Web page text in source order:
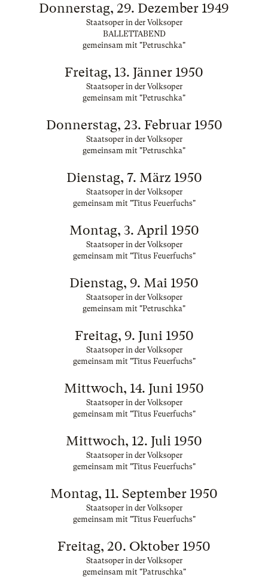
Donnerstag, 29. Dezember 1949
Staatsoper in der Volksoper
BALLETTABEND
gemeinsam mit "Petruschka"
Freitag, 13. Jänner 1950
Staatsoper in der Volksoper
gemeinsam mit "Petruschka"
Donnerstag, 23. Februar 1950
Staatsoper in der Volksoper
gemeinsam mit "Petruschka"
Dienstag, 7. März 1950
Staatsoper in der Volksoper
gemeinsam mit "Titus Feuerfuchs"
Montag, 3. April 1950
Staatsoper in der Volksoper
gemeinsam mit "Titus Feuerfuchs"
Dienstag, 9. Mai 1950
Staatsoper in der Volksoper
gemeinsam mit "Petruschka"
Freitag, 9. Juni 1950
Staatsoper in der Volksoper
gemeinsam mit "Titus Feuerfuchs"
Mittwoch, 14. Juni 1950
Staatsoper in der Volksoper
gemeinsam mit "Titus Feuerfuchs"
Mittwoch, 12. Juli 1950
Staatsoper in der Volksoper
gemeinsam mit "Titus Feuerfuchs"
Montag, 11. September 1950
Staatsoper in der Volksoper
gemeinsam mit "Titus Feuerfuchs"
Freitag, 20. Oktober 1950
Staatsoper in der Volksoper
gemeinsam mit "Patruschka"